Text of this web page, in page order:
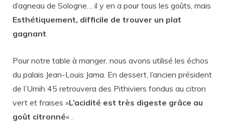
d’agneau de Sologne… il y en a pour tous les goûts, mais
Esthétiquement, difficile de trouver un plat
gagnant.
Pour notre table à manger, nous avons utilisé les échos
du palais Jean-Louis Jama. En dessert, l’ancien président
de l’Umih 45 retrouvera des Pithiviers fondus au citron
vert et fraises »L’acidité est très digeste grâce au
goût citronné« .